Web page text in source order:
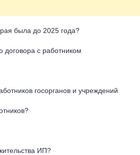
была до 2025 года?
договора с работником
госорганов и учреждений
ИП?